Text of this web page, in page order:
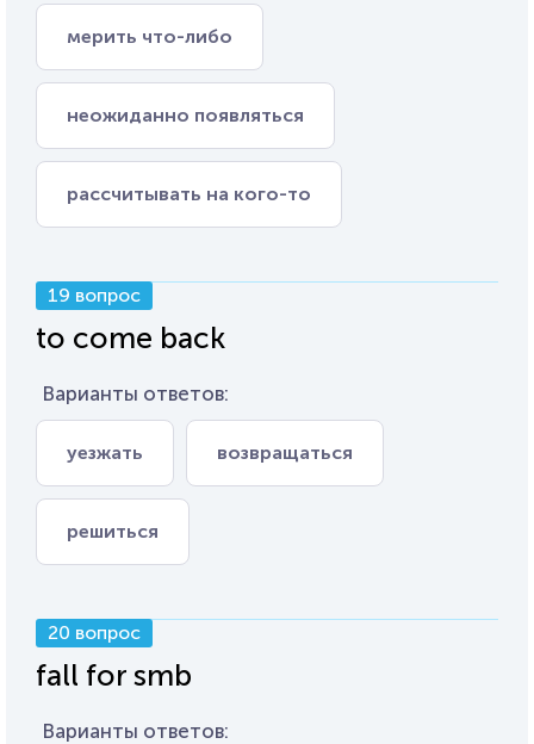
мерить что-либо
неожиданно появляться
рассчитывать на кого-то
19 вопрос
to come back
Варианты ответов:
уезжать возвращаться
решиться
20 вопрос
fall for smb
Варианты ответов: